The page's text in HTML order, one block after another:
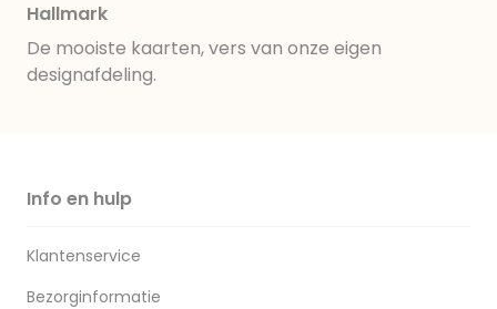
Hallmark
De mooiste kaarten, vers van onze eigen
designafdeling.
Info en hulp
Klantenservice
Bezorginformatie